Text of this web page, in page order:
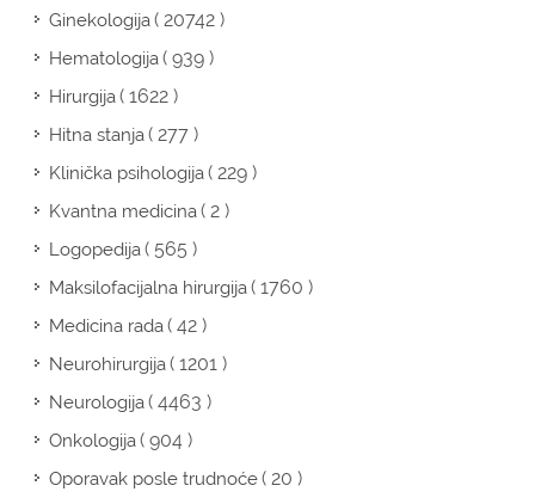
Ginekologija( 20742 )
Hematologija( 939 )
Hirurgija( 1622 )
Hitna stanja( 277 )
Klinička psihologija( 229 )
Kvantna medicina( 2 )
Logopedija( 565 )
Maksilofacijalna hirurgija( 1760 )
Medicina rada( 42 )
Neurohirurgija( 1201 )
Neurologija( 4463 )
Onkologija( 904 )
Oporavak posle trudnoće( 20 )